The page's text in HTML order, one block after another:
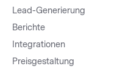
Lead-Generierung
Berichte
Integrationen
Preisgestaltung